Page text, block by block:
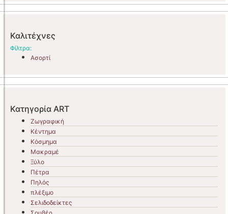
Καλιτέχνες
Φίλτρα:
Ασορτί
Κατηγορία ART
Ζωγραφική
Κέντημα
Κόσμημα
Μακραμέ
Ξύλο
Πέτρα
Πηλός
πλέξιμο
Σελιδοδείκτες